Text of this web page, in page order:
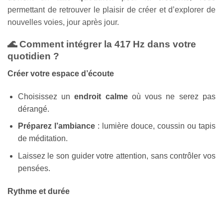
permettant de retrouver le plaisir de créer et d’explorer de
nouvelles voies, jour après jour.
🌊 Comment intégrer la 417 Hz dans votre
quotidien ?
Créer votre espace d’écoute
Choisissez unendroit calmeoù vous ne serez pas
dérangé.
Préparez l’ambiance: lumière douce, coussin ou tapis
de méditation.
Laissez le son guider votre attention, sans contrôler vos
pensées.
Rythme et durée